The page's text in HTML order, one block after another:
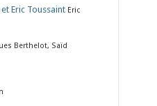
Eric Toussaint Eric
Berthelot, Saïd